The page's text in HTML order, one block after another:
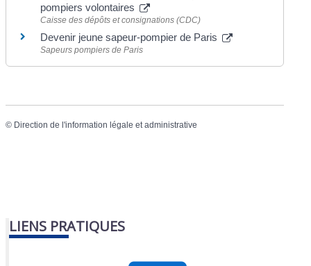
pompiers volontaires
Caisse des dépôts et consignations (CDC)
Devenir jeune sapeur-pompier de Paris
Sapeurs pompiers de Paris
© Direction de l'information légale et administrative
LIENS PRATIQUES